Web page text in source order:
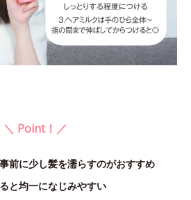
＼ Point！／
前に少し髪を濡らすのがおすすめ
と均一になじみやすい